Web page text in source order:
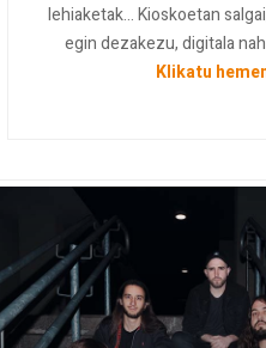
lehiaketak... Kioskoetan
egin dezakezu, digitala
Klikatu